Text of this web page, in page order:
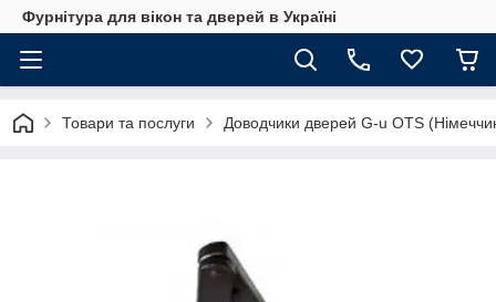
Фурнітура для вікон та дверей в Україні
Товари та послуги Доводчики дверей G-u OTS